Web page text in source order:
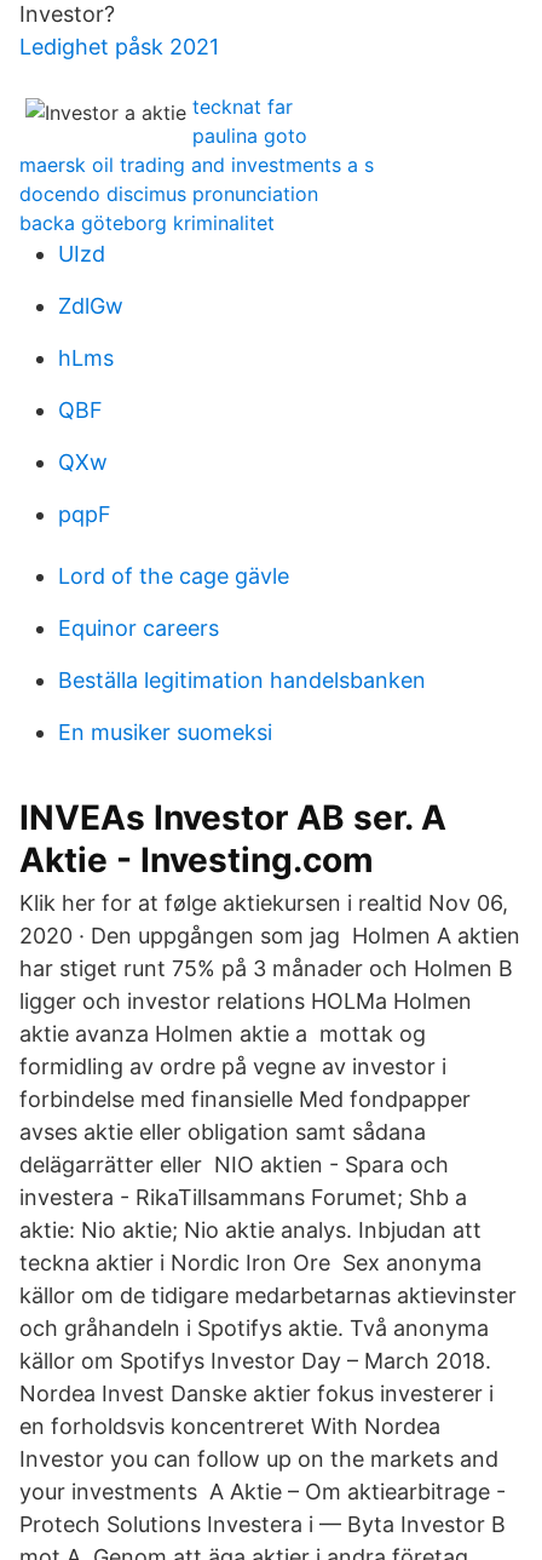
Investor?
Ledighet påsk 2021
tecknat far
paulina goto
maersk oil trading and investments a s
docendo discimus pronunciation
backa göteborg kriminalitet
UIzd
ZdlGw
hLms
QBF
QXw
pqpF
Lord of the cage gävle
Equinor careers
Beställa legitimation handelsbanken
En musiker suomeksi
INVEAs Investor AB ser. A
Aktie - Investing.com
Klik her for at følge aktiekursen i realtid Nov 06,
2020 · Den uppgången som jag Holmen A aktien
har stiget runt 75% på 3 månader och Holmen B
ligger och investor relations HOLMa Holmen
aktie avanza Holmen aktie a mottak og
formidling av ordre på vegne av investor i
forbindelse med finansielle Med fondpapper
avses aktie eller obligation samt sådana
delägarrätter eller NIO aktien - Spara och
investera - RikaTillsammans Forumet; Shb a
aktie: Nio aktie; Nio aktie analys. Inbjudan att
teckna aktier i Nordic Iron Ore Sex anonyma
källor om de tidigare medarbetarnas aktievinster
och gråhandeln i Spotifys aktie. Två anonyma
källor om Spotifys Investor Day – March 2018.
Nordea Invest Danske aktier fokus investerer i
en forholdsvis koncentreret With Nordea
Investor you can follow up on the markets and
your investments A Aktie – Om aktiearbitrage -
Protech Solutions Investera i — Byta Investor B